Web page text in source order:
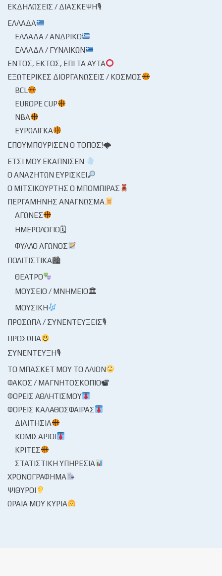
ΕΚΔΗΛΏΣΕΙΣ / ΔΙΆΣΚΕΨΗ🎙
ΕΛΛΆΔΑ
ΕΛΛΆΔΑ / ΑΝΔΡΙΚΌ
ΕΛΛΆΔΑ / ΓΥΝΑΙΚΏΝ
ΕΝΤΌΣ, ΕΚΤΌΣ, ΕΠΊ ΤΑ ΑΥΤΆ
ΕΞΩΤΕΡΙΚΈΣ ΔΙΟΡΓΑΝΏΣΕΙΣ / ΚΌΣΜΟΣ
BCL
EUROPE CUP
NBA
ΕΥΡΩΛΊΓΚΑ
ΕΠΟΥΜΠΟΎΡΙΣΕΝ Ο ΤΌΠΟΣ!🌩
ΈΤΣΙ ΜΟΥ ΕΚΆΠΝΙΣΕΝ
Ο ΑΝΑΖΗΤΏΝ ΕΥΡΊΣΚΕΙ
Ο ΜΙΤΣΙΚΟΥΡΤΉΣ Ο ΜΠΌΜΠΙΡΑΣ
ΠΕΡΓΑΜΗΝΉΣ ΑΝΆΓΝΩΣΜΑ
ΑΓΏΝΕΣ
ΗΜΕΡΟΛΌΓΙΟ🗓
ΦΎΛΛΟ ΑΓΏΝΟΣ
ΠΟΛΙΤΙΣΤΙΚΆ🏙
ΘΈΑΤΡΟ
ΜΟΥΣΕΊΟ / ΜΝΗΜΕΊΟ🏛
ΜΟΥΣΙΚΉ
ΠΡΌΣΩΠΑ / ΣΥΝΕΝΤΕΎΞΕΙΣ🎙
ΠΡΌΣΩΠΑ
ΣΥΝΈΝΤΕΥΞΗ🎙
ΤΟ ΜΠΆΣΚΕΤ ΜΟΥ ΤΟ ΛΛΊΟΝ
ΦΑΚΌΣ / ΜΑΓΝΗΤΟΣΚΌΠΙΟ
ΦΟΡΕΊΣ ΑΘΛΗΤΙΣΜΟΎ
ΦΟΡΕΊΣ ΚΑΛΑΘΌΣΦΑΙΡΑΣ
ΔΙΑΙΤΗΣΊΑ
ΚΟΜΙΣΆΡΙΟΙ
ΚΡΙΤΈΣ
ΣΤΑΤΙΣΤΙΚΉ ΥΠΗΡΕΣΊΑ
ΧΡΟΝΟΓΡΆΦΗΜΑ
ΨΊΘΥΡΟΙ
ΩΡΑΊΑ ΜΟΥ ΚΥΡΊΑ